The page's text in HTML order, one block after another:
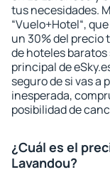
tus necesidades.
“Vuelo+Hotel“,
un 30% del precio
de hoteles
principal de
seguro de si vas a
inesperada,
posibilidad de
¿Cuál es el
Lavandou?